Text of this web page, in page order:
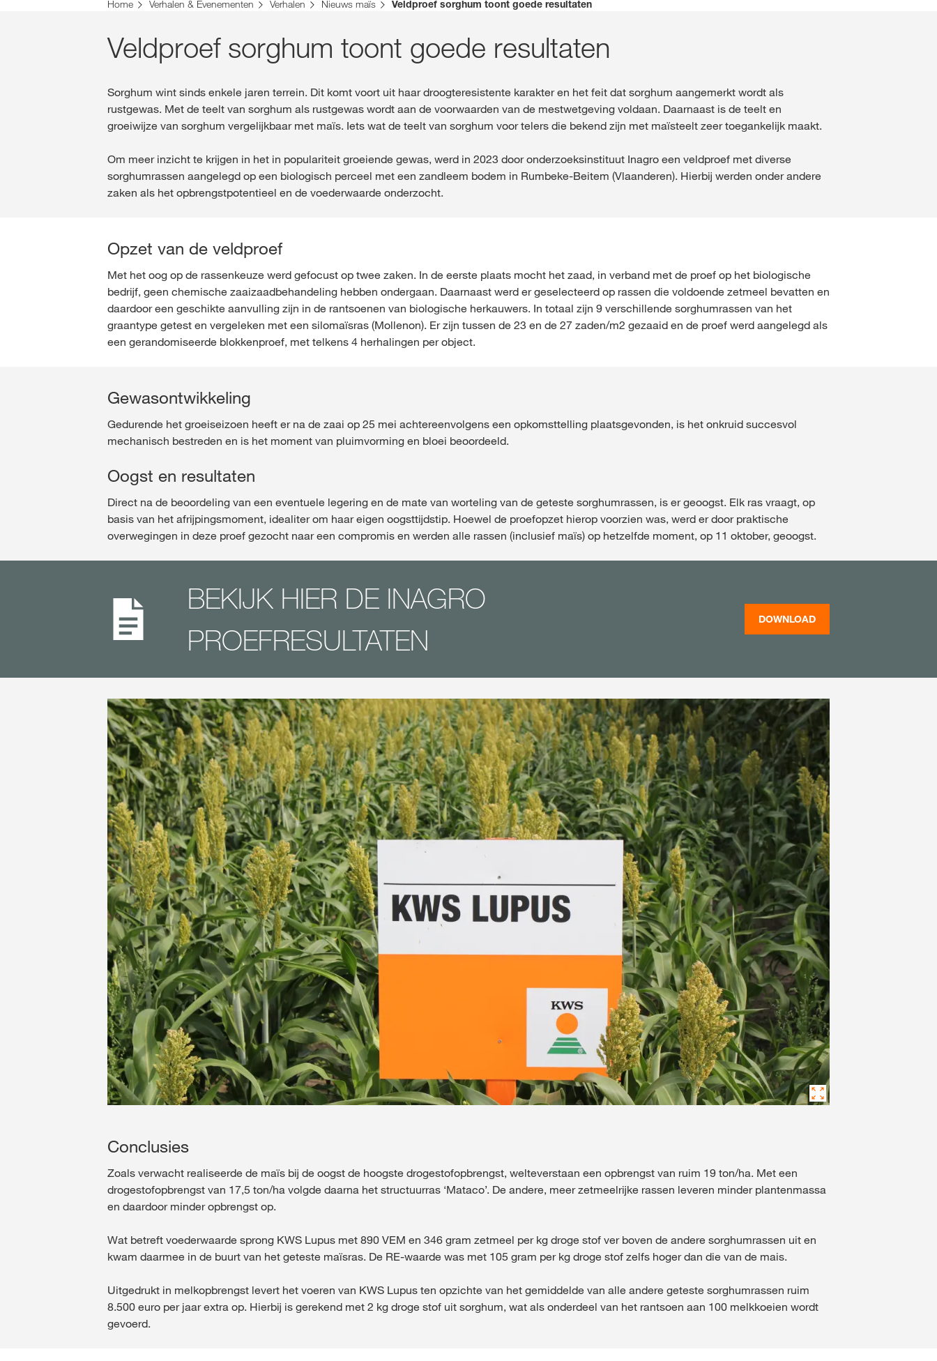
Veldverkenner
met myKWS
REGISTREER
KWS-groep op kws.com
U bent op de KWS-website voor Nederland. Er bestaat een alternatieve webpagina in uw land voor deze pagina:
VERANDER NU DEZE KEER NIET VERANDEREN
Home Verhalen & Evenementen Verhalen Nieuws maïs Veldproef sorghum toont goede resultaten
Veldproef sorghum toont goede resultaten
Sorghum wint sinds enkele jaren terrein. Dit komt voort uit haar droogteresistente karakter en het feit dat sorghum aangemerkt wordt als
rustgewas. Met de teelt van sorghum als rustgewas wordt aan de voorwaarden van de mestwetgeving voldaan. Daarnaast is de teelt en
groeiwijze van sorghum vergelijkbaar met maïs. Iets wat de teelt van sorghum voor telers die bekend zijn met maïsteelt zeer toegankelijk maakt.
Om meer inzicht te krijgen in het in populariteit groeiende gewas, werd in 2023 door onderzoeksinstituut Inagro een veldproef met diverse
sorghumrassen aangelegd op een biologisch perceel met een zandleem bodem in Rumbeke-Beitem (Vlaanderen). Hierbij werden onder andere
zaken als het opbrengstpotentieel en de voederwaarde onderzocht.
Opzet van de veldproef
Met het oog op de rassenkeuze werd gefocust op twee zaken. In de eerste plaats mocht het zaad, in verband met de proef op het biologische
bedrijf, geen chemische zaaizaadbehandeling hebben ondergaan. Daarnaast werd er geselecteerd op rassen die voldoende zetmeel bevatten en
daardoor een geschikte aanvulling zijn in de rantsoenen van biologische herkauwers. In totaal zijn 9 verschillende sorghumrassen van het
graantype getest en vergeleken met een silomaïsras (Mollenon). Er zijn tussen de 23 en de 27 zaden/m2 gezaaid en de proef werd aangelegd als
een gerandomiseerde blokkenproef, met telkens 4 herhalingen per object.
Gewasontwikkeling
Gedurende het groeiseizoen heeft er na de zaai op 25 mei achtereenvolgens een opkomsttelling plaatsgevonden, is het onkruid succesvol
mechanisch bestreden en is het moment van pluimvorming en bloei beoordeeld.
Oogst en resultaten
Direct na de beoordeling van een eventuele legering en de mate van worteling van de geteste sorghumrassen, is er geoogst. Elk ras vraagt, op
basis van het afrijpingsmoment, idealiter om haar eigen oogsttijdstip. Hoewel de proefopzet hierop voorzien was, werd er door praktische
overwegingen in deze proef gezocht naar een compromis en werden alle rassen (inclusief maïs) op hetzelfde moment, op 11 oktober, geoogst.
BEKIJK HIER DE INAGRO
PROEFRESULTATEN
DOWNLOAD
Conclusies
Zoals verwacht realiseerde de maïs bij de oogst de hoogste drogestofopbrengst, welteverstaan een opbrengst van ruim 19 ton/ha. Met een
drogestofopbrengst van 17,5 ton/ha volgde daarna het structuurras ‘Mataco’. De andere, meer zetmeelrijke rassen leveren minder plantenmassa
en daardoor minder opbrengst op.
Wat betreft voederwaarde sprong KWS Lupus met 890 VEM en 346 gram zetmeel per kg droge stof ver boven de andere sorghumrassen uit en
kwam daarmee in de buurt van het geteste maïsras. De RE-waarde was met 105 gram per kg droge stof zelfs hoger dan die van de mais.
Uitgedrukt in melkopbrengst levert het voeren van KWS Lupus ten opzichte van het gemiddelde van alle andere geteste sorghumrassen ruim
8.500 euro per jaar extra op. Hierbij is gerekend met 2 kg droge stof uit sorghum, wat als onderdeel van het rantsoen aan 100 melkkoeien wordt
gevoerd.